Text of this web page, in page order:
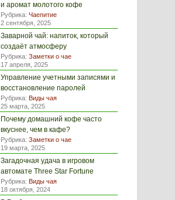
и аромат молотого кофе
Рубрика: Чаепитие
2 сентября, 2025
Заварной чай: напиток, который
создаёт атмосферу
Рубрика: Заметки о чае
17 апреля, 2025
Управление учетными записями и
восстановление паролей
Рубрика: Виды чая
25 марта, 2025
Почему домашний кофе часто
вкуснее, чем в кафе?
Рубрика: Заметки о чае
19 марта, 2025
Загадочная удача в игровом
автомате Three Star Fortune
Рубрика: Виды чая
18 октября, 2024